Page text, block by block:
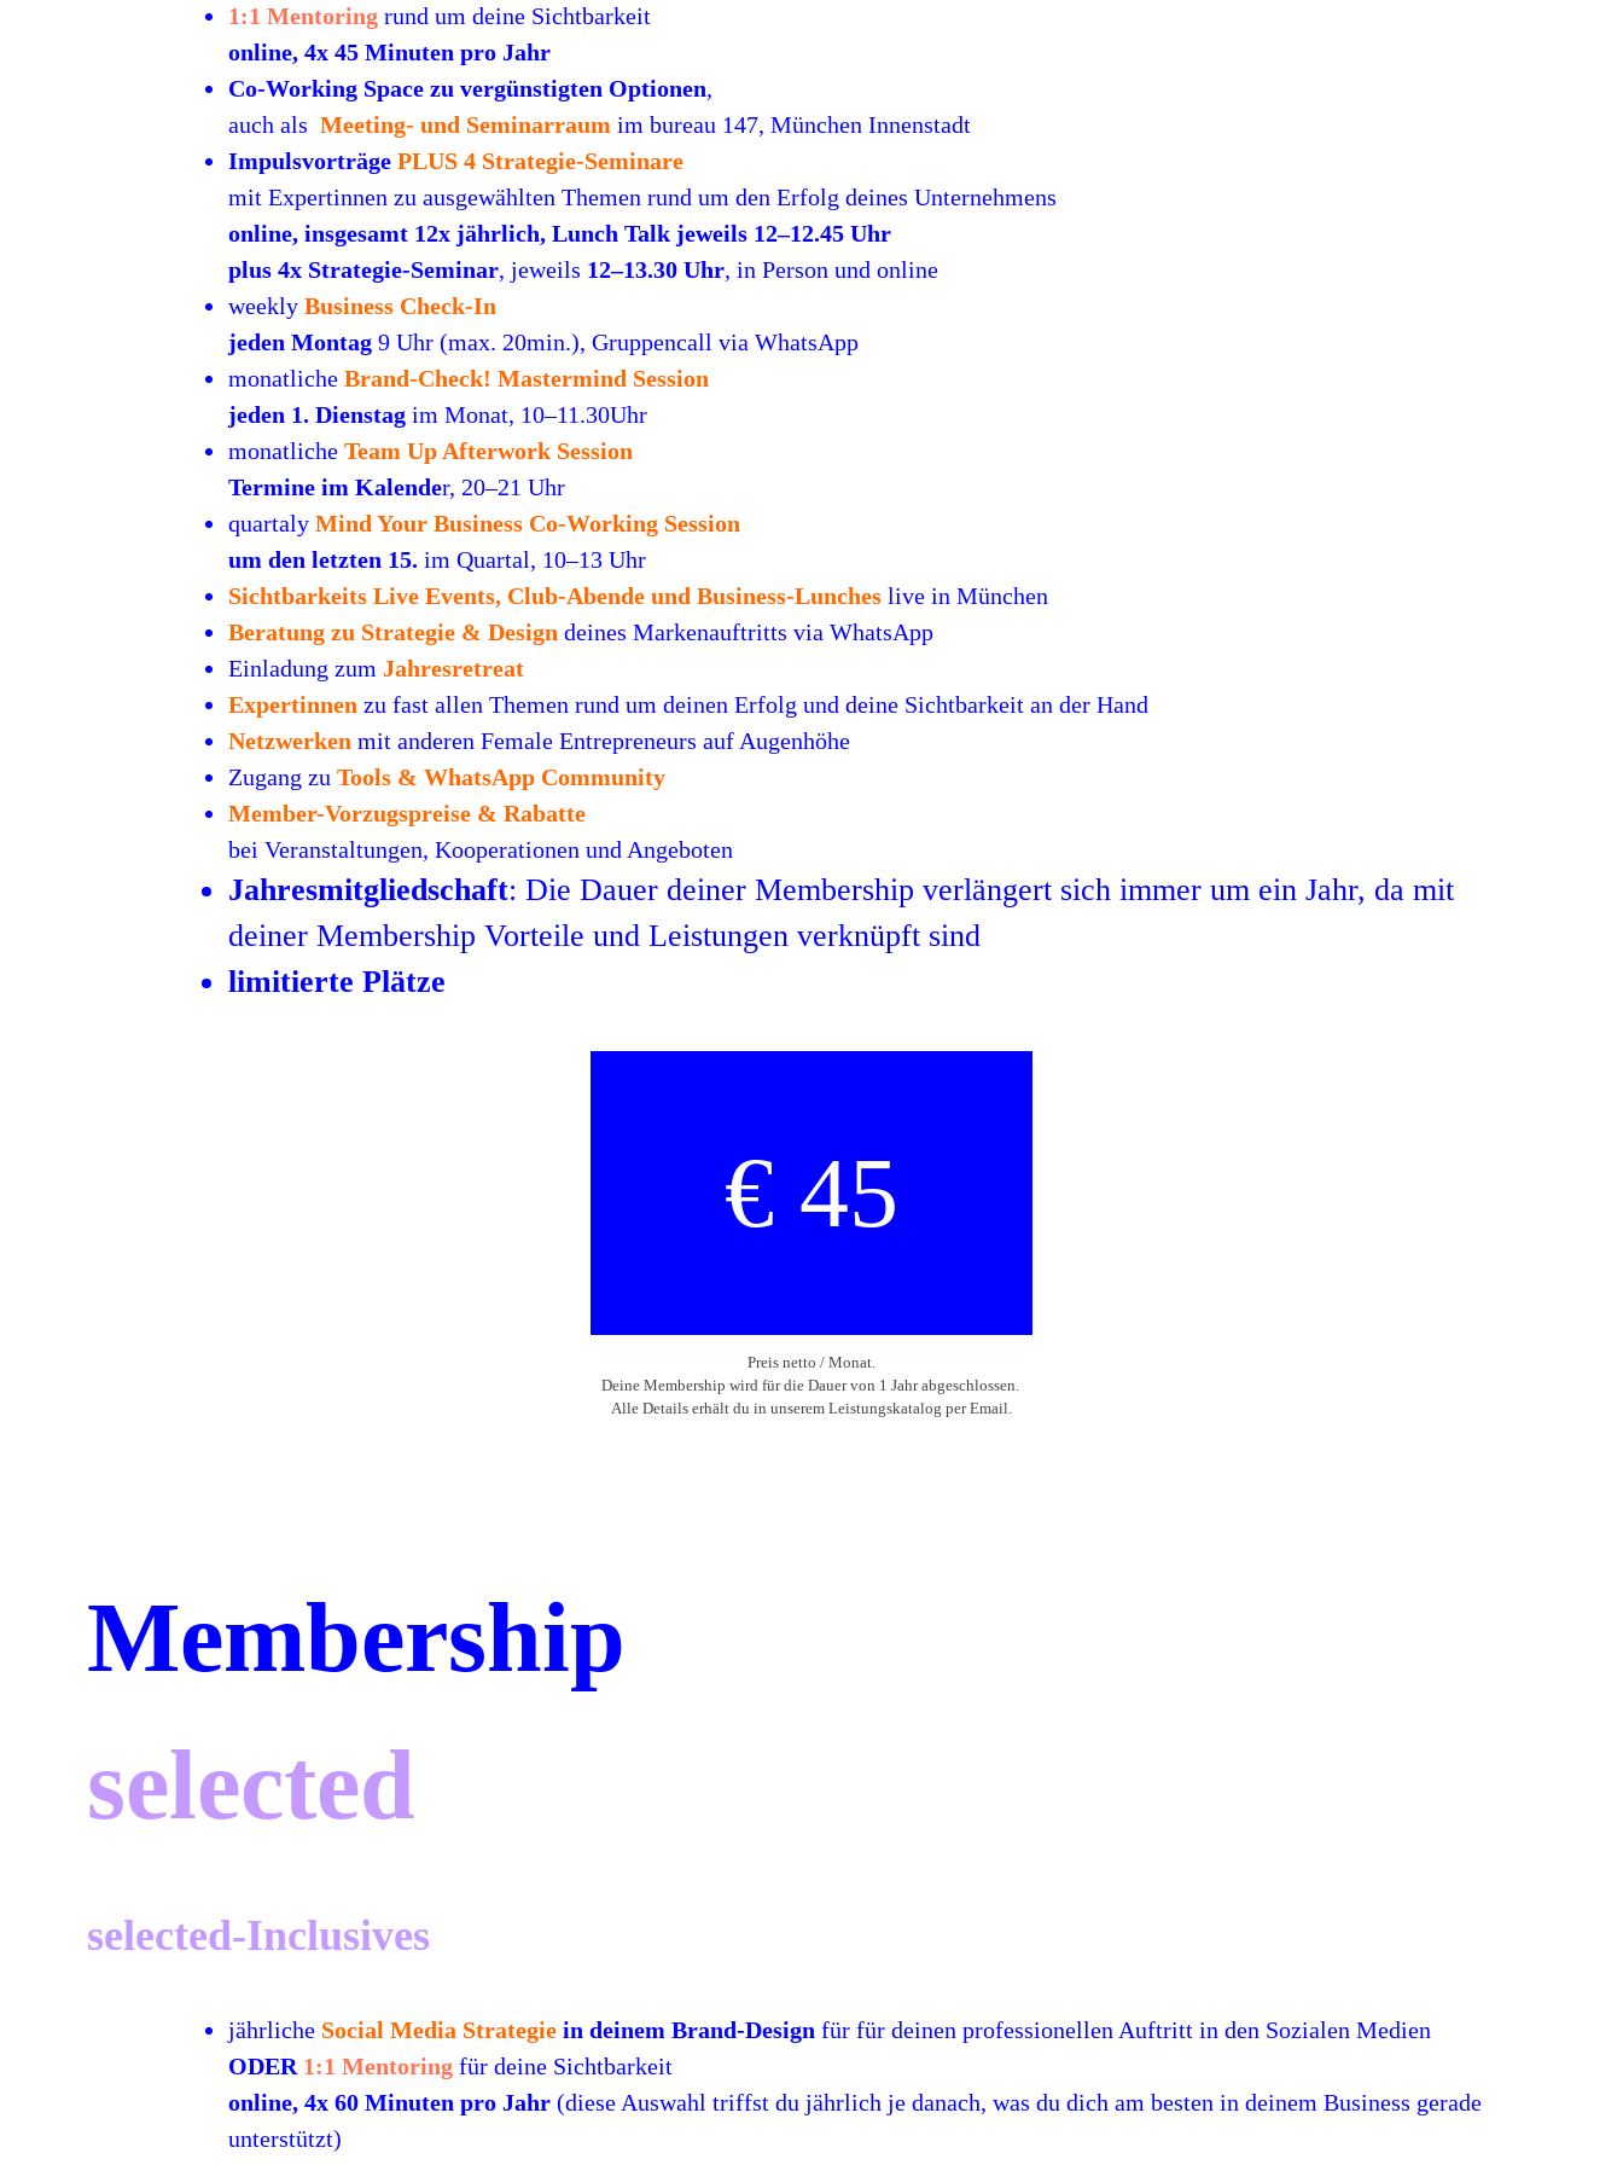
1:1 Mentoringrund um deine Sichtbarkeit
online, 4x 45 Minuten pro Jahr
Co-Working Space zu vergünstigten Optionen,
auch als Meeting- und Seminarraum im bureau 147, München Innenstadt
Impulsvorträge PLUS 4 Strategie-Seminare
mit Expertinnen zu ausgewählten Themen rund um den Erfolg deines Unternehmens
online, insgesamt 12x jährlich, Lunch Talk jeweils 12–12.45 Uhr
plus 4x Strategie-Seminar, jeweils 12–13.30 Uhr, in Person und online
weekly Business Check-In
jeden Montag9 Uhr (max. 20min.), Gruppencall via WhatsApp
monatliche Brand-Check! Mastermind Session
jeden 1. Dienstagim Monat, 10–11.30Uhr
monatliche Team Up Afterwork Session
Termine im Kalender, 20–21 Uhr
quartaly Mind Your Business Co-Working Session
um den letzten 15. im Quartal, 10–13 Uhr
Sichtbarkeits Live Events, Club-Abende und Business-Luncheslive in München
Beratung zu Strategie & Design deines Markenauftritts via WhatsApp
Einladung zum Jahresretreat
Expertinnen zu fast allen Themen rund um deinen Erfolg und deine Sichtbarkeit an der Hand
Netzwerken mit anderen Female Entrepreneurs auf Augenhöhe
Zugang zu Tools & WhatsApp Community
Member-Vorzugspreise & Rabatte
bei Veranstaltungen, Kooperationen und Angeboten
Jahresmitgliedschaft: Die Dauer deiner Membership verlängert sich immer um ein Jahr, da mit
deiner Membership Vorteile und Leistungen verknüpft sind
limitierte Plätze
€ 45
Preis netto / Monat.
Deine Membership wird für die Dauer von 1 Jahr abgeschlossen.
Alle Details erhält du in unserem Leistungskatalog per Email.
Membership
selected
selected-Inclusives
jährliche Social Media Strategie in deinem Brand-Design für für deinen professionellen Auftritt in den Sozialen Medien
ODER 1:1 Mentoringfür deine Sichtbarkeit
online, 4x 60 Minuten pro Jahr(diese Auswahl triffst du jährlich je danach, was du dich am besten in deinem Business gerade
unterstützt)